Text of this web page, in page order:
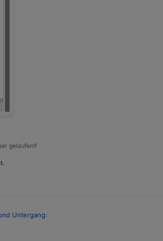
gelaufen!!
Untergang: